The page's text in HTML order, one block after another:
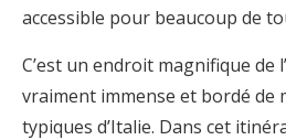
accessible pour beaucoup de
C’est un endroit magnifique de
vraiment immense et bordé de
typiques d’Italie. Dans cet